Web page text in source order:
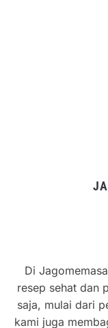
Di
resep sehat dan
saja, mulai dari
kami juga